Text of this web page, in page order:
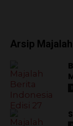
Arsip